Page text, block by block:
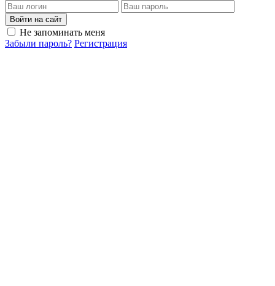
Войти на сайт
Не запоминать меня
Забыли пароль? Регистрация